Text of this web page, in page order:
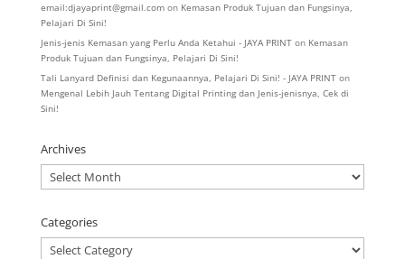
email:djayaprint@gmail.comon Kemasan Produk Tujuan dan Fungsinya,
Pelajari Di Sini!
Jenis-jenis Kemasan yang Perlu Anda Ketahui - JAYA PRINTon Kemasan
Produk Tujuan dan Fungsinya, Pelajari Di Sini!
Tali Lanyard Definisi dan Kegunaannya, Pelajari Di Sini! - JAYA PRINTon
Mengenal Lebih Jauh Tentang Digital Printing dan Jenis-jenisnya, Cek di
Sini!
Archives
Archives
Categories
Categories